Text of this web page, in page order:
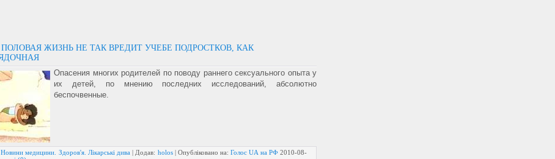
ЖИЗНЬ НЕ ТАК ВРЕДИТ УЧЕБЕ ПОДРОСТКОВ, КАК
Опасения многих родителей по поводу раннего сексуального опыта у
их детей, по мнению последних исследований, абсолютно
беспочвенные.
медицини. Здоров'я. Лікарські дива| Додав: holos| Опубліковано на:Голос UA на РФ 2010-08-